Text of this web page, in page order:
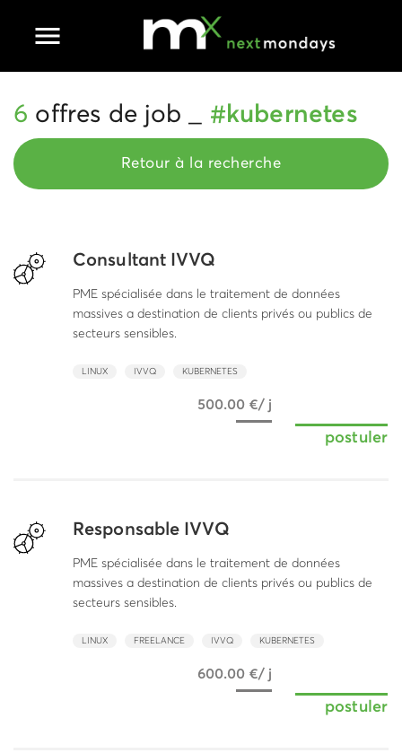
Ouvrir le menu principal
6 offres de job _ #kubernetes
Retour à la recherche
Consultant IVVQ
PME spécialisée dans le traitement de données
massives a destination de clients privés ou publics de
secteurs sensibles.
LINUX IVVQ KUBERNETES
500.00 €/ j
postuler
Responsable IVVQ
PME spécialisée dans le traitement de données
massives a destination de clients privés ou publics de
secteurs sensibles.
LINUX FREELANCE IVVQ KUBERNETES
600.00 €/ j
postuler